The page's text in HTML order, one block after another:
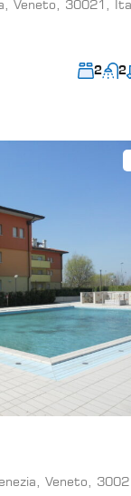
Veneto, 30021,
2 2
Veneto,